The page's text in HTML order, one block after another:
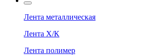
Лента металлическая
Лента Х/К
Лента полимер